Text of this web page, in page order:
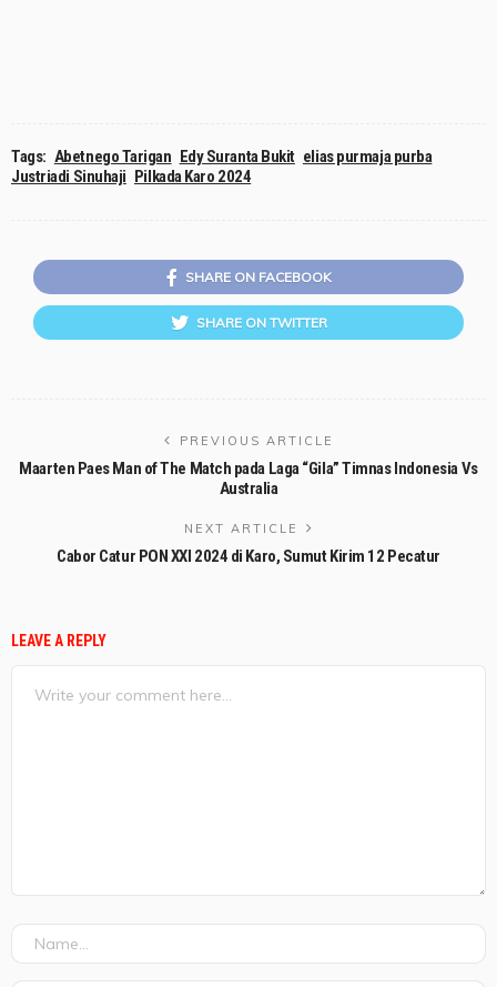
Tags: Abetnego Tarigan Edy Suranta Bukit elias purmaja purba
Justriadi Sinuhaji Pilkada Karo 2024
SHARE ON FACEBOOK
SHARE ON TWITTER
PREVIOUS ARTICLE
Maarten Paes Man of The Match pada Laga “Gila” Timnas Indonesia Vs
Australia
NEXT ARTICLE
Cabor Catur PON XXI 2024 di Karo, Sumut Kirim 12 Pecatur
LEAVE A REPLY